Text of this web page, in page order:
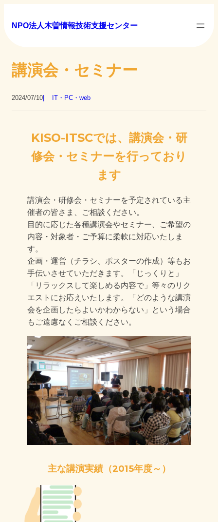
NPO法人木曽情報技術支援センター
講演会・セミナー
2024/07/10 IT・PC・web
KISO-ITSCでは、講演会・研
修会・セミナーを行っており
ます
講演会・研修会・セミナーを予定されている主
催者の皆さま、ご相談ください。
目的に応じた各種講演会やセミナー、ご希望の
内容・対象者・ご予算に柔軟に対応いたしま
す。
企画・運営（チラシ、ポスターの作成）等もお
手伝いさせていただきます。「じっくりと」
「リラックスして楽しめる内容で」等々のリク
エストにお応えいたします。「どのような講演
会を企画したらよいかわからない」という場合
もご遠慮なくご相談ください。
主な講演実績（2015年度～）